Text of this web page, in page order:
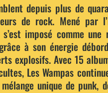
depuis plus de
de rock. Mené par
imposé comme
à son énergie
explosifs. Avec 15
Les Wampas
unique de punk,